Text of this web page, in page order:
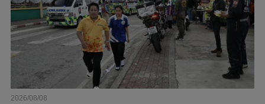
2026/08/08